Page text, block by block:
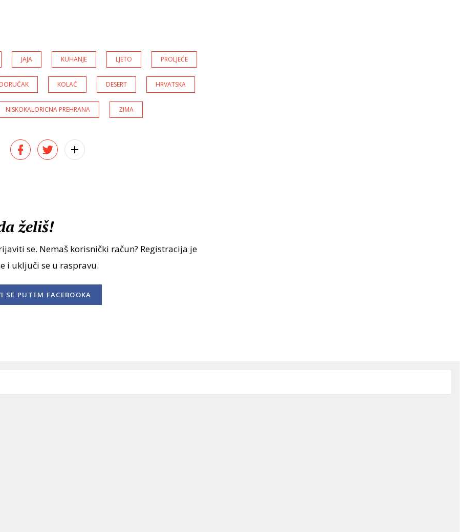
JAJA KUHANJE LJETO PROLJEĆE
DORUČAK KOLAČ DESERT HRVATSKA
NISKOKALORICNA PREHRANA ZIMA
želiš!
se. Nemaš korisnički račun? Registracija je
i uključi se u raspravu.
SE PUTEM FACEBOOKA